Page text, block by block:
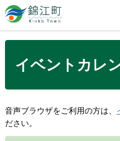
錦江町 Kinko
Town
イベントカレ
音声ブラウザをご利用の方は、
ださい。